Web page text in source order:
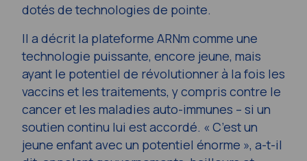
dotés de technologies de pointe.
Il a décrit la plateforme ARNm comme une
technologie puissante, encore jeune, mais
ayant le potentiel de révolutionner à la fois les
vaccins et les traitements, y compris contre le
cancer et les maladies auto-immunes – si un
soutien continu lui est accordé. « C’est un
jeune enfant avec un potentiel énorme », a-t-il